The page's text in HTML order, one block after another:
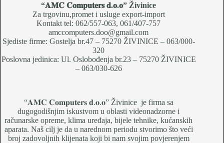
“𝐀𝐌𝐂 𝐂𝐨𝐦𝐩𝐮𝐭𝐞𝐫𝐬 𝐝.𝐨.𝐨” Živinice
Za trgovinu,promet i usluge export-import
Kontakt tel: 062/557-063, 061/407-757
amccomputers.doo@gmail.com
Sjediste firme: Gostelja br.47 – 75270 ŽIVINICE – 063/000-
320
Poslovna jedinica: Ul. Oslobođenja br.23 – 75270 ŽIVINICE
– 063/030-626
“𝐀𝐌𝐂 𝐂𝐨𝐦𝐩𝐮𝐭𝐞𝐫𝐬 𝐝.𝐨.𝐨” Živinice je firma sa
dugogodišnjim iskustvom u oblasti videonadzorne i
računarske opreme, klima uređaja, bijele tehnike, kućanskih
aparata. Naš cilj je da u narednom periodu stvorimo što veći
broj zadovoljnih klijenata koji bi nam svojim povjerenjem